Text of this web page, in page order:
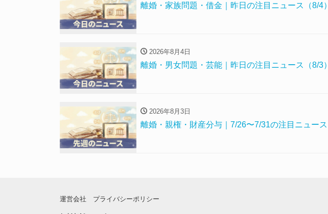
離婚・家族問題・借金｜昨日の注目ニュース（8/4）
2026年8月4日
離婚・男女問題・芸能｜昨日の注目ニュース（8/3）
2026年8月3日
離婚・親権・財産分与｜7/26〜7/31の注目ニュース
運営会社 プライバシーポリシー